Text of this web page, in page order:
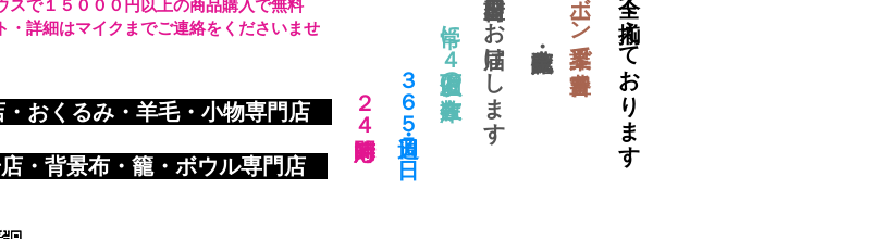
・おくるみ・羊毛・小物専門店
・背景布・籠・ボウル専門店
​２４時間対応 ​３６５日・週７日
常に４万個以上の在庫数 当日出荷・翌日にお届けします
スで１５０００円以上の商品購入で無料
・詳細はマイクまでご連絡をくださいませ